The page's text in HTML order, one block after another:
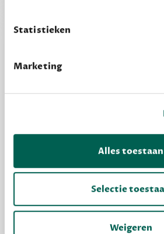
Statistieken
Marketing
Alles toestaan
Selectie
Weigeren
Dewey Free
Krijg boekentips, persoonlijk
vrienden. Krijg én geef betere